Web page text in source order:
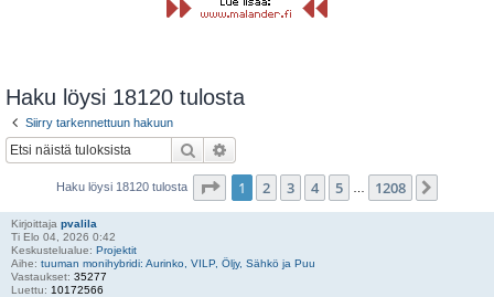
Haku löysi 18120 tulosta
Siirry tarkennettuun hakuun
Etsi
Haku löysi 18120 tulosta Sivu /1208
1 2 3 4 5 1208
Kirjoittaja pvalila
Ti Elo 04, 2026 0:42
Keskustelualue: Projektit
Aihe: tuuman monihybridi: Aurinko, VILP, Öljy, Sähkö ja Puu
Vastaukset: 35277
Luettu: 10172566